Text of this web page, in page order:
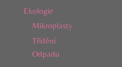
Ekologie
Mikroplasty
Třídění
Odpadu